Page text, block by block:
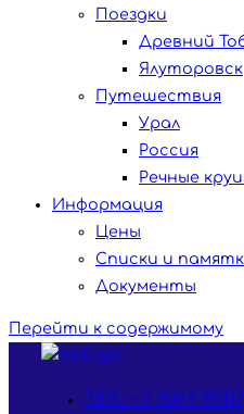
Поездки
Древний
Ялуторовск
Путешествия
Урал
Россия
Речные
Информация
Цены
Списки и
Документы
Перейти к содержимому
ТЕЛ.: +7 9044